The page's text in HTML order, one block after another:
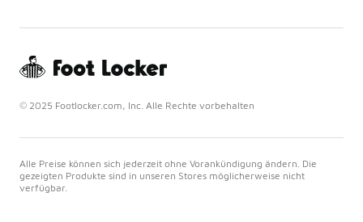
© 2025 Footlocker.com, Inc. Alle Rechte vorbehalten
Alle Preise können sich jederzeit ohne Vorankündigung ändern. Die
gezeigten Produkte sind in unseren Stores möglicherweise nicht
verfügbar.